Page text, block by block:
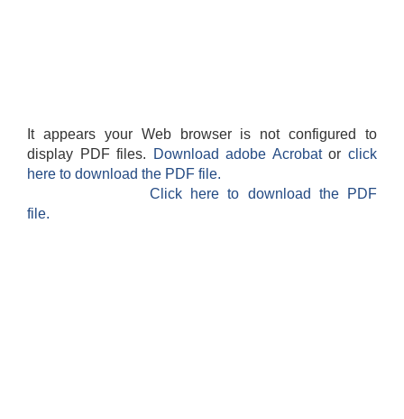
It appears your Web browser is not configured to
display PDF files.
Download adobe Acrobatorclick
here to download the PDF file.
Click here to download the PDF
file.